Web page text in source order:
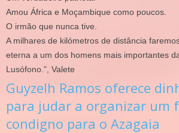
Amou África e Moçambique como poucos.
O irmão que nunca tive.
A milhares de kilómetros de distância
eterna a um dos homens mais importantes
Lusófono.”, Valete
Guyzelh Ramos oferece
para judar a organizar um
condigno para o Azagaia